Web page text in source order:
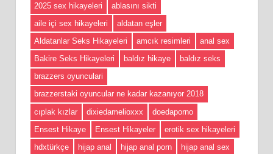
2025 sex hikayeleri
ablasını sikti
aile içi sex hikayeleri
aldatan eşler
Aldatanlar Seks Hikayeleri
amcık resimleri
anal sex
Bakire Seks Hikayeleri
baldız hikaye
baldız seks
brazzers oyunculari
brazzerstaki oyuncular ne kadar kazanıyor 2018
cıplak kızlar
dixiedamelioxxx
doedaporno
Ensest Hikaye
Ensest Hikayeler
erotik sex hikayeleri
hdxtürkçe
hijap anal hijap anal porn
hijap anal sex